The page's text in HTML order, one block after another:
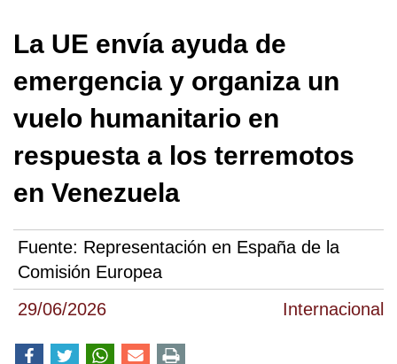
29/06/2026 Internacional
La UE envía ayuda de
emergencia y organiza un
vuelo humanitario en
respuesta a los terremotos
en Venezuela
Fuente: Representación en España de la
Comisión Europea